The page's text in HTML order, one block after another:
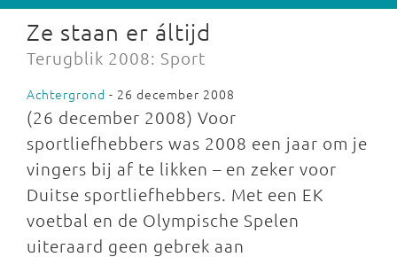
Ze staan er áltijd
Terugblik 2008: Sport
Achtergrond - 26 december 2008
(26 december 2008) Voor
sportliefhebbers was 2008 een jaar om je
vingers bij af te likken – en zeker voor
Duitse sportliefhebbers. Met een EK
voetbal en de Olympische Spelen
uiteraard geen gebrek aan